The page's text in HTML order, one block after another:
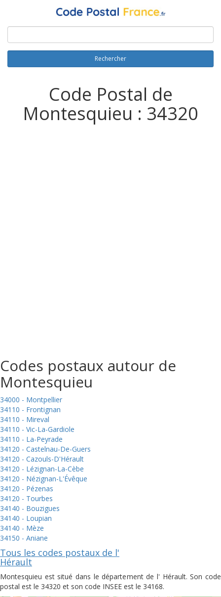
Rechercher
Code Postal de
Montesquieu : 34320
Codes postaux autour de
Montesquieu
34000 - Montpellier
34110 - Frontignan
34110 - Mireval
34110 - Vic-La-Gardiole
34110 - La-Peyrade
34120 - Castelnau-De-Guers
34120 - Cazouls-D'Hérault
34120 - Lézignan-La-Cèbe
34120 - Nézignan-L'Évêque
34120 - Pézenas
34120 - Tourbes
34140 - Bouzigues
34140 - Loupian
34140 - Mèze
34150 - Aniane
Tous les codes postaux de l'
Hérault
Montesquieu est situé dans le département de l' Hérault. Son code
postal est le 34320 et son code INSEE est le 34168.